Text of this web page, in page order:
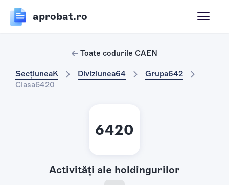
aprobat.ro
Toate codurile CAEN
SecțiuneaK Diviziunea64 Grupa642
Clasa6420
6420
Activităţi ale holdingurilor